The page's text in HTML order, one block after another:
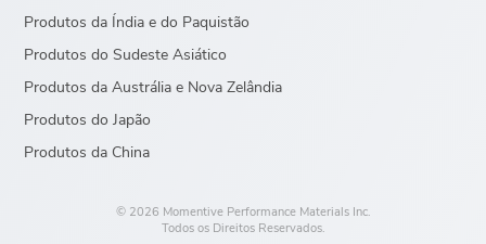
Produtos da Índia e do Paquistão
Produtos do Sudeste Asiático
Produtos da Austrália e Nova Zelândia
Produtos do Japão
Produtos da China
© 2026 Momentive Performance Materials Inc.
Todos os Direitos Reservados.